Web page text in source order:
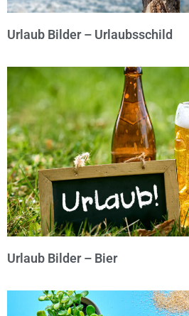
Urlaub Bilder – Urlaubsschild
Urlaub Bilder – Bier